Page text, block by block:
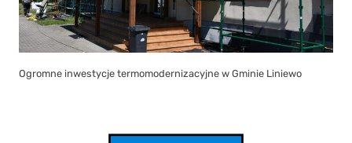
Ogromne inwestycje termomodernizacyjne w Gminie Liniewo